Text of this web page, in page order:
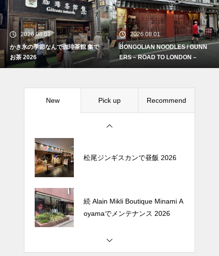
2026.08.01
かき氷の季節なんで珈琲茶館 集で
お茶 2026
2026.08.01
BONGOLIAN NOODLES / GUNN
ERS – ROAD TO LONDON –
New Pick up Recommend
続 Alain Mikli Boutique Minami A
oyamaでメンテナンス 2026
Crepe de Girafeで毎度のクレー
プ 2026
松尾ジンギスカンで昼飯 2026
続 Alain Mikli Boutique Minami A
oyamaでメンテナンス 2026
Crepe de Girafeで毎度のクレー